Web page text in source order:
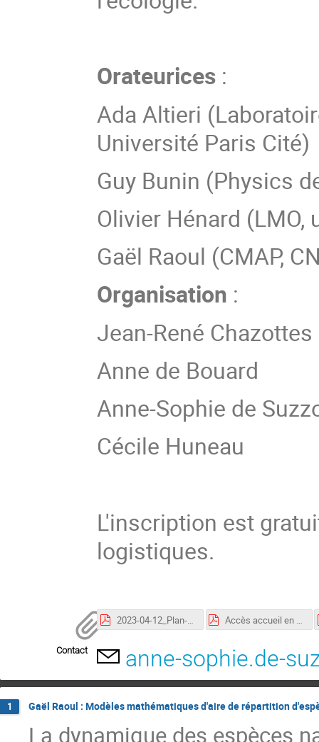
Orateurices :
Ada Altieri
Université Paris Cité)
Guy Bunin (Physics
Olivier Hénard
Gaël Raoul (CMAP,
Organisation :
Jean-René Chazottes
Anne de Bouard
Anne-Sophie de
Cécile Huneau
L'inscription est
logistiques.
2023-04-12_Plan-Masse-General_Projets_en_cours-A0-1-2000.pdf Accès accueil en voiture et par transport copie.pdf
Contact anne-sophie.de-
1 Gaël Raoul : Modèles mathématiques d'aire de répartition
La dynamique des espèces